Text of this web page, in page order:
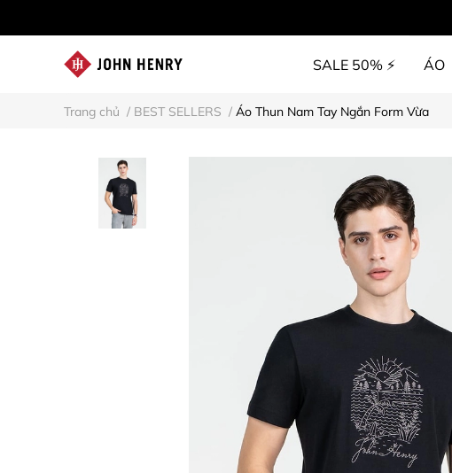
SALE 50% ⚡ ÁO
Trang chủ / BEST SELLERS / Áo Thun Nam Tay Ngắn Form Vừa